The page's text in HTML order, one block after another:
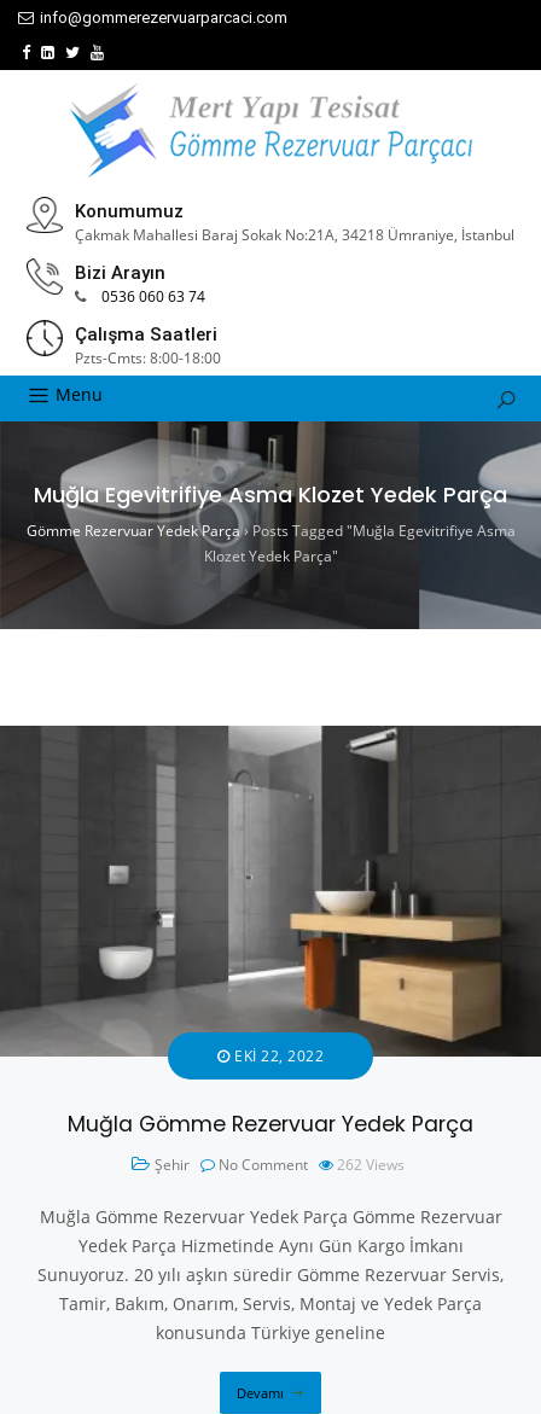
info@gommerezervuarparcaci.com
Konumumuz
Çakmak Mahallesi Baraj Sokak No:21A, 34218 Ümraniye, İstanbul
Bizi Arayın
0536 060 63 74
Çalışma Saatleri
Pzts-Cmts: 8:00-18:00
Menu
Muğla Egevitrifiye Asma Klozet Yedek Parça
Gömme Rezervuar Yedek Parça›Posts Tagged "Muğla Egevitrifiye Asma
Klozet Yedek Parça"
EKI 22, 2022
Muğla Gömme Rezervuar Yedek Parça
Şehir No Comment 262 Views
Muğla Gömme Rezervuar Yedek Parça Gömme Rezervuar
Yedek Parça Hizmetinde Aynı Gün Kargo İmkanı
Sunuyoruz. 20 yılı aşkın süredir Gömme Rezervuar Servis,
Tamir, Bakım, Onarım, Servis, Montaj ve Yedek Parça
konusunda Türkiye geneline
Devamı